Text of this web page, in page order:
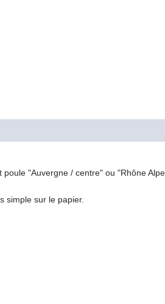
"Auvergne / centre" ou "Rhône
simple sur le papier.